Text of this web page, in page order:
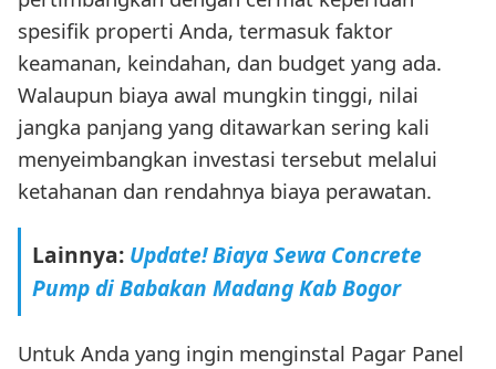
spesifik properti Anda, termasuk faktor
keamanan, keindahan, dan budget yang ada.
Walaupun biaya awal mungkin tinggi, nilai
jangka panjang yang ditawarkan sering kali
menyeimbangkan investasi tersebut melalui
ketahanan dan rendahnya biaya perawatan.
Lainnya: Update! Biaya Sewa Concrete
Pump di Babakan Madang Kab Bogor
Untuk Anda yang ingin menginstal Pagar Panel